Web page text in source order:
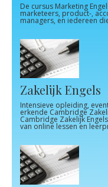
De cursus Marketing
marketeers, product-,
managers, en iedereen
Zakelijk Engels
Intensieve opleiding,
erkende Cambridge
Cambridge Zakelijk
van online lessen en